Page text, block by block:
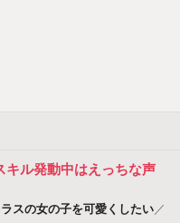
キル発動中はえっちな声
スの女の子を可愛くしたい／